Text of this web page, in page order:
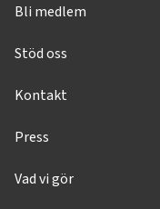
Bli medlem
Stöd oss
Kontakt
Press
Vad vi gör